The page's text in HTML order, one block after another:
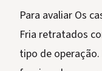
Para avaliar Os
Fria retratados
tipo de